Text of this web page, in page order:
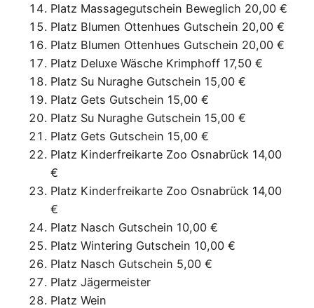
Platz Massagegutschein Beweglich 20,00 €
Platz Blumen Ottenhues Gutschein 20,00 €
Platz Blumen Ottenhues Gutschein 20,00 €
Platz Deluxe Wäsche Krimphoff 17,50 €
Platz Su Nuraghe Gutschein 15,00 €
Platz Gets Gutschein 15,00 €
Platz Su Nuraghe Gutschein 15,00 €
Platz Gets Gutschein 15,00 €
Platz Kinderfreikarte Zoo Osnabrück 14,00
€
Platz Kinderfreikarte Zoo Osnabrück 14,00
€
Platz Nasch Gutschein 10,00 €
Platz Wintering Gutschein 10,00 €
Platz Nasch Gutschein 5,00 €
Platz Jägermeister
Platz Wein